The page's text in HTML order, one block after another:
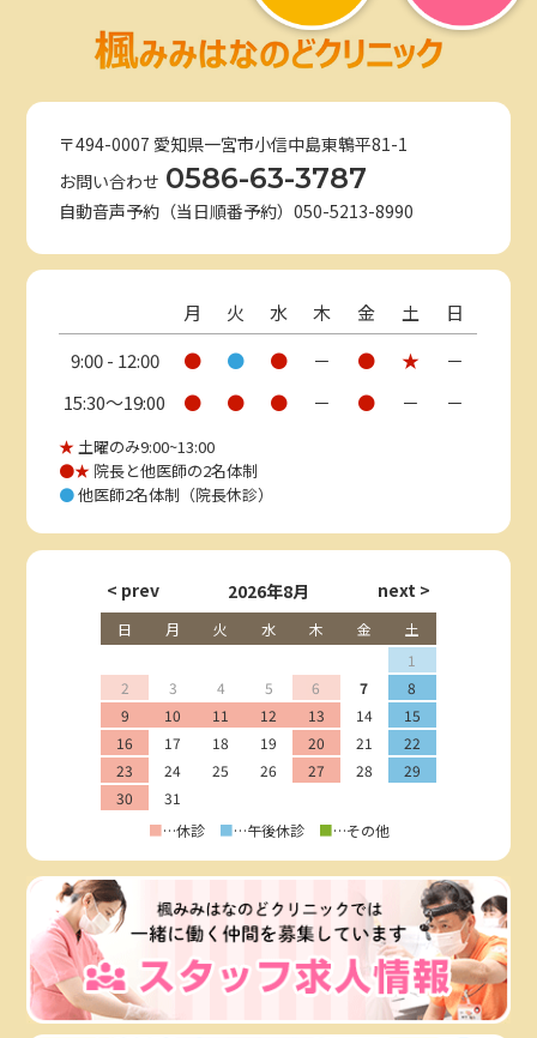
〒494-0007 愛知県一宮市小信中島東鵯平81-1
お問い合わせ 0586-63-3787
自動音声予約（当日順番予約）050-5213-8990
月 火 水 木 金 土
日
9:00 - 12:00
● ● ● － ● ★
－
15:30〜19:00
● ● ● － ● － －
★ 土曜のみ9:00~13:00
●★ 院長と他医師の2名体制
●他医師2名体制（院長休診）
2026年8月
日 月 火 水 木 金
土
1
2
3 4 5 6 7
8
9
10 11 12 13 14
15
16
17 18 19 20 21
22
23
24 25 26 27 28
29
30
31
■…休診 ■…午後休診 ■…その他